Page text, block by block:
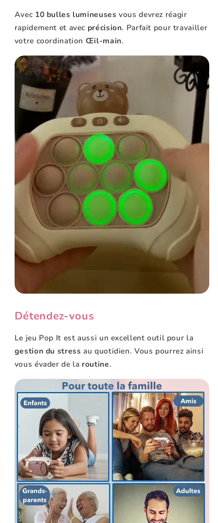
Avec 10 bulles lumineuses vous devrez réagir
rapidement et avec précision. Parfait pour travailler
votre coordination Œil-main.
Détendez-vous
Le jeu Pop It est aussi un excellent outil pour la
gestion du stress au quotidien. Vous pourrez ainsi
vous évader de la routine.